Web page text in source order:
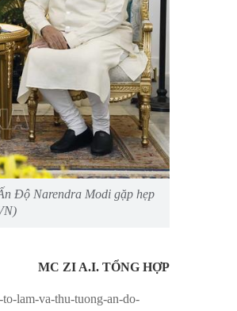
Độ Narendra Modi gặp hẹp
MC ZI A.I. TỔNG HỢP
lam-va-thu-tuong-an-do-